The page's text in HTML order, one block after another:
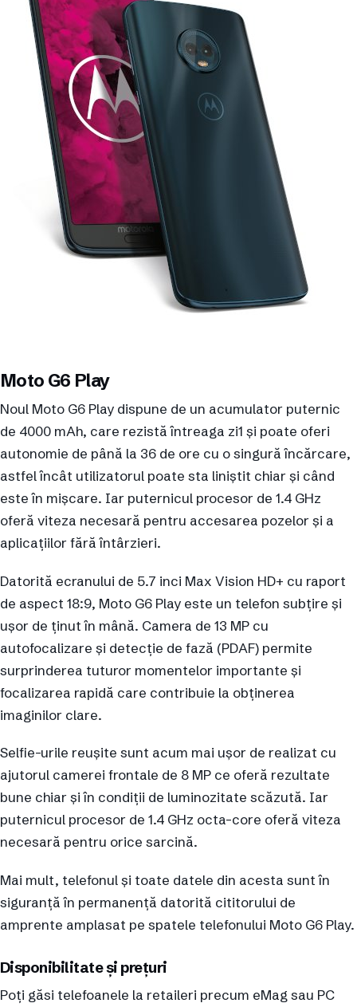
Moto G6 Play
Noul Moto G6 Play dispune de un acumulator puternic
de 4000 mAh, care rezistă întreaga zi1 și poate oferi
autonomie de până la 36 de ore cu o singură încărcare,
astfel încât utilizatorul poate sta liniștit chiar și când
este în mișcare. Iar puternicul procesor de 1.4 GHz
oferă viteza necesară pentru accesarea pozelor și a
aplicațiilor fără întârzieri.
Datorită ecranului de 5.7 inci Max Vision HD+ cu raport
de aspect 18:9, Moto G6 Play este un telefon subțire și
ușor de ținut în mână. Camera de 13 MP cu
autofocalizare și detecție de fază (PDAF) permite
surprinderea tuturor momentelor importante și
focalizarea rapidă care contribuie la obținerea
imaginilor clare.
Selfie-urile reușite sunt acum mai ușor de realizat cu
ajutorul camerei frontale de 8 MP ce oferă rezultate
bune chiar și în condiții de luminozitate scăzută. Iar
puternicul procesor de 1.4 GHz octa-core oferă viteza
necesară pentru orice sarcină.
Mai mult, telefonul și toate datele din acesta sunt în
siguranță în permanență datorită cititorului de
amprente amplasat pe spatele telefonului Moto G6 Play.
Disponibilitate și prețuri
Poți găsi telefoanele la retaileri precum eMag sau PC